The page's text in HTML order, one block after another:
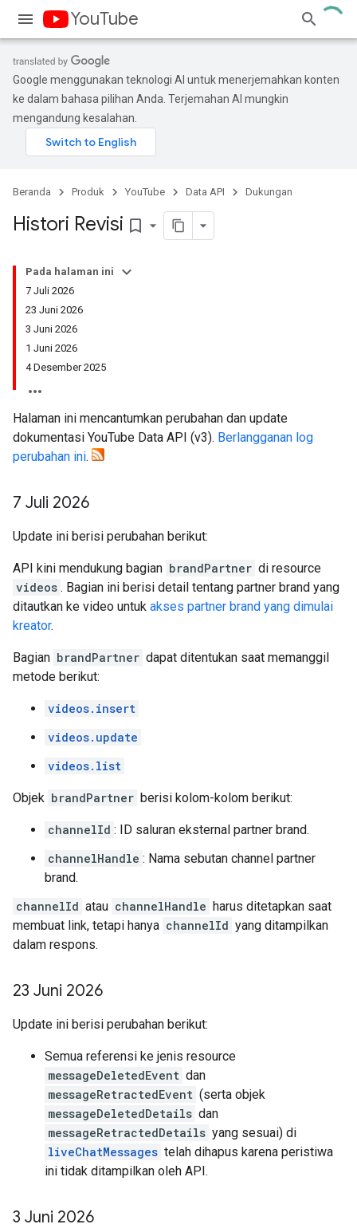
YouTube
Google menggunakan teknologi AI untuk menerjemahkan konten
ke dalam bahasa pilihan Anda. Terjemahan AI mungkin
mengandung kesalahan.
Beranda Produk YouTube Data API Dukungan
Histori Revisi bookmark_border
Pada halaman ini
7 Juli 2026
23 Juni 2026
3 Juni 2026
1 Juni 2026
4 Desember 2025
Halaman ini mencantumkan perubahan dan update
dokumentasi YouTube Data API (v3). Berlangganan log
perubahan ini.
7 Juli 2026
Update ini berisi perubahan berikut:
API kini mendukung bagian brandPartner di resource
videos . Bagian ini berisi detail tentang partner brand yang
ditautkan ke video untuk akses partner brand yang dimulai
kreator.
Bagian brandPartner dapat ditentukan saat memanggil
metode berikut:
videos.insert
videos.update
videos.list
Objek brandPartner berisi kolom-kolom berikut:
channelId : ID saluran eksternal partner brand.
channelHandle : Nama sebutan channel partner
brand.
channelId atau channelHandle harus ditetapkan saat
membuat link, tetapi hanya channelId yang ditampilkan
dalam respons.
23 Juni 2026
Update ini berisi perubahan berikut:
Semua referensi ke jenis resource
messageDeletedEvent dan
messageRetractedEvent (serta objek
messageDeletedDetails dan
messageRetractedDetails yang sesuai) di
liveChatMessages telah dihapus karena peristiwa
ini tidak ditampilkan oleh API.
3 Juni 2026